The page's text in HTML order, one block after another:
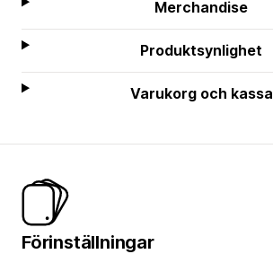
Merchandise
Produktsynlighet
Varukorg och kassa
Förinställningar